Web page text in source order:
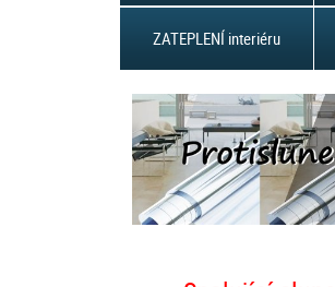
ZATEPLENÍ interiéru